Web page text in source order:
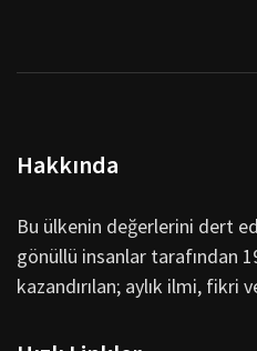
Hakkında
Bu ülkenin değerlerini dert
gönüllü insanlar tarafından
kazandırılan; aylık ilmi, fikri